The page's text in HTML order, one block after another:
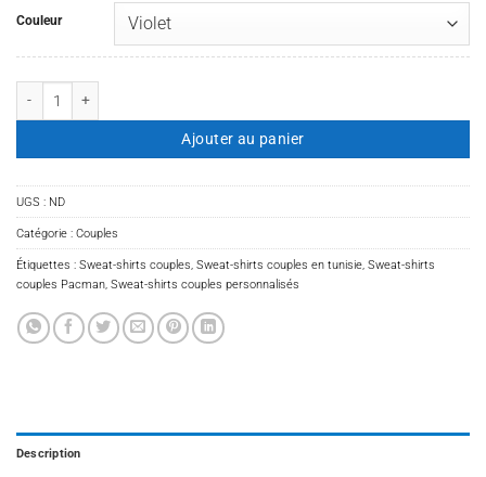
Couleur
Ajouter au panier
UGS : ND
Catégorie : Couples
Étiquettes : Sweat-shirts couples, Sweat-shirts couples en tunisie, Sweat-shirts
couples Pacman, Sweat-shirts couples personnalisés
Description